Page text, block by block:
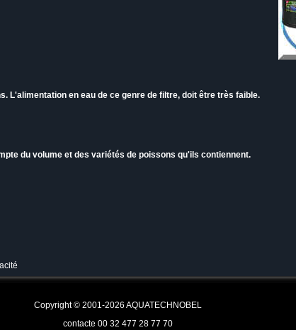
L'alimentation en eau de ce genre de filtre, doit être très faible.
du volume et des variétés de poissons qu'ils contiennent.
Copyright © 2001-2026 AQUATECHNOBEL
contacte 00 32 477 28 77 70